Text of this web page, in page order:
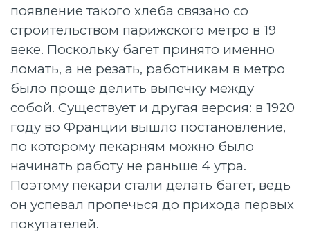
появление такого хлеба связано со
строительством парижского метро в 19
веке. Поскольку багет принято именно
ломать, а не резать, работникам в метро
было проще делить выпечку между
собой. Существует и другая версия: в 1920
году во Франции вышло постановление,
по которому пекарням можно было
начинать работу не раньше 4 утра.
Поэтому пекари стали делать багет, ведь
он успевал пропечься до прихода первых
покупателей.